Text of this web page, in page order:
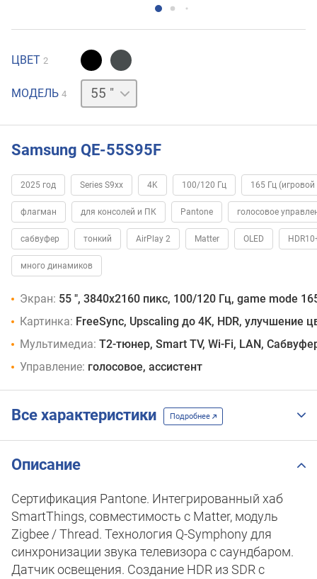
ЦВЕТ 2
МОДЕЛЬ 4
65 "77 "
Samsung QE-55S95F
2025 год Series S9xx 4K 100/120 Гц 165 Гц
флагман для консолей и ПК Pantone голосовое
сабвуфер тонкий AirPlay 2 Matter OLED
много динамиков
Экран: 55 ", 3840x2160 пикс, 100/120 Гц, game mode
Картинка: FreeSync, Upscaling до 4K, HDR, улучшение
Мультимедиа: T2-тюнер, Smart TV, Wi-Fi, LAN,
Управление: голосовое, ассистент
Все характеристики Подробнее
Описание
Сертификация Pantone. Интегрированный хаб
SmartThings, совместимость с Matter, модуль
Zigbee / Thread. Технология Q-Symphony для
синхронизации звука телевизора с саундбаром.
Датчик освещения. Cоздание HDR из SDR с